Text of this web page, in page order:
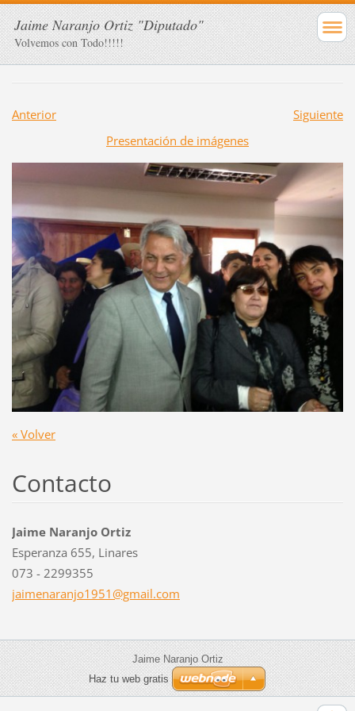
Jaime Naranjo Ortiz "Diputado"
Volvemos con Todo!!!!!
Anterior
Siguiente
Presentación de imágenes
« Volver
Contacto
Jaime Naranjo Ortiz
Esperanza 655, Linares
073 - 2299355
jaimenaranjo1951@gmail.com
Jaime Naranjo Ortiz
Haz tu web gratis